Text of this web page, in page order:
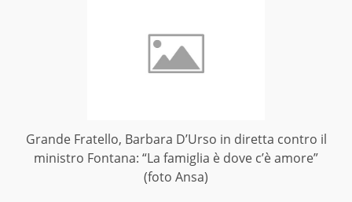
Grande Fratello, Barbara D’Urso in diretta contro il
ministro Fontana: “La famiglia è dove c’è amore”
(foto Ansa)